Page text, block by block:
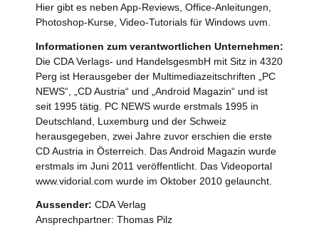
Hier gibt es neben App-Reviews, Office-Anleitungen,
Photoshop-Kurse, Video-Tutorials für Windows uvm.
Informationen zum verantwortlichen Unternehmen:
Die CDA Verlags- und HandelsgesmbH mit Sitz in 4320
Perg ist Herausgeber der Multimediazeitschriften „PC
NEWS“, „CD Austria“ und „Android Magazin“ und ist
seit 1995 tätig. PC NEWS wurde erstmals 1995 in
Deutschland, Luxemburg und der Schweiz
herausgegeben, zwei Jahre zuvor erschien die erste
CD Austria in Österreich. Das Android Magazin wurde
erstmals im Juni 2011 veröffentlicht. Das Videoportal
www.vidorial.com wurde im Oktober 2010 gelauncht.
Aussender: CDA Verlag
Ansprechpartner: Thomas Pilz